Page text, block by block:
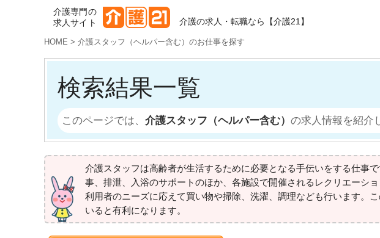
介護専門の
求人サイト
介護の求人・転職なら【介護21】
HOME > 介護スタッフ（ヘルパー含む）のお仕事を探す
検索結果一覧
このページでは、 介護スタッフ（ヘルパー含む） の求人情報を紹介
介護スタッフは高齢者が生活するために必要となる手伝いをする仕事
事、排泄、入浴のサポートのほか、各施設で開催されるレクリエーシ
利用者のニーズに応えて買い物や掃除、洗濯、調理なども行います。
いると有利になります。